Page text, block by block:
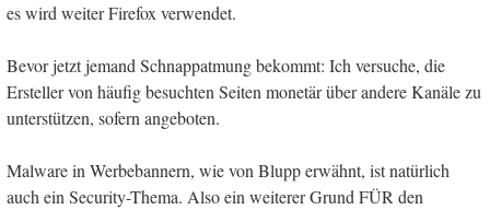
es wird weiter Firefox verwendet.
Bevor jetzt jemand Schnappatmung bekommt: Ich versuche, die
Ersteller von häufig besuchten Seiten monetär über andere Kanäle zu
unterstützen, sofern angeboten.
Malware in Werbebannern, wie von Blupp erwähnt, ist natürlich
auch ein Security-Thema. Also ein weiterer Grund FÜR den